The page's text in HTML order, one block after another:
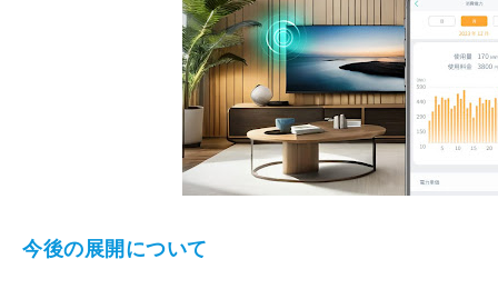
今後の展開について